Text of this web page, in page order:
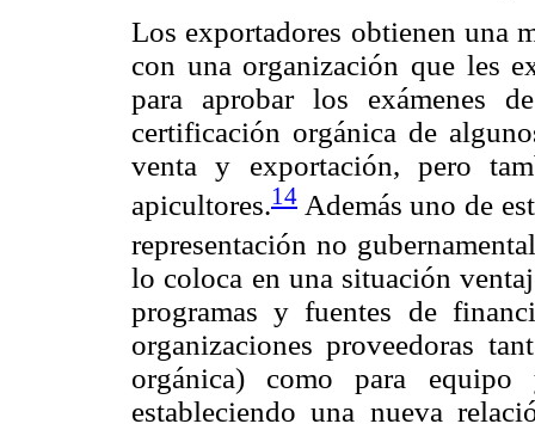
Los exportadores obtienen una
con una organización que les
para aprobar los exámenes
certificación orgánica de
venta y exportación, pero
apicultores.14 Además uno de
representación no
lo coloca en una situación
programas y fuentes de
organizaciones proveedoras
orgánica) como para
estableciendo una nueva